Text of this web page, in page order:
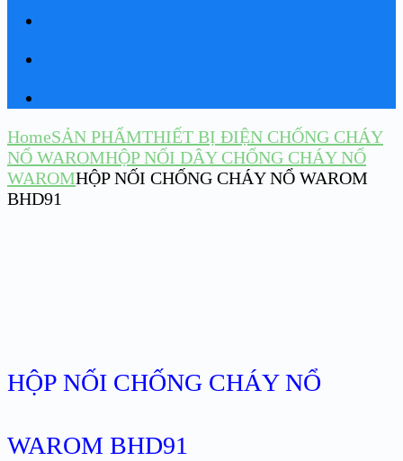
HomeSẢN PHẨMTHIẾT BỊ ĐIỆN CHỐNG CHÁY
NỔ WAROMHỘP NỐI DÂY CHỐNG CHÁY NỔ
WAROMHỘP NỐI CHỐNG CHÁY NỔ WAROM
BHD91
HỘP NỐI CHỐNG CHÁY NỔ
WAROM BHD91